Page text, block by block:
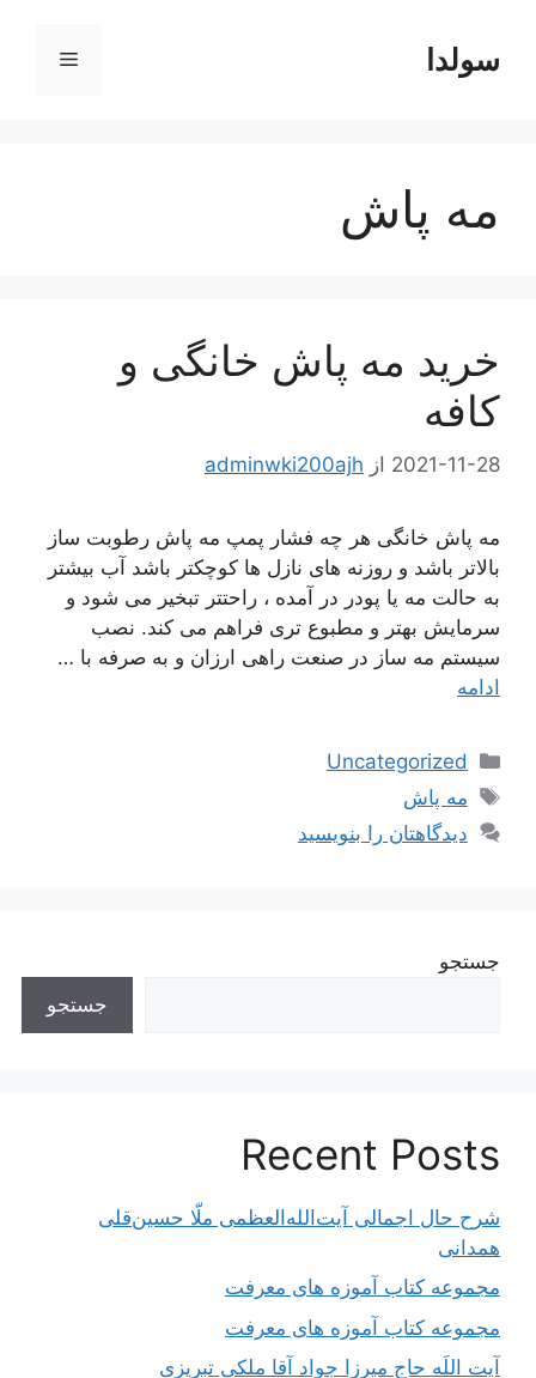
محتواسولدا فهرست
مه پاش
خرید مه پاش خانگی و
کافه
2021-11-28 از adminwki200ajh
مه پاش خانگی هر چه فشار پمپ مه پاش رطوبت ساز
بالاتر باشد و روزنه های نازل ها کوچکتر باشد آب بیشتر
به حالت مه یا پودر در آمده ، راحتتر تبخیر می شود و
سرمایش بهتر و مطبوع تری فراهم می کند. نصب
سیستم مه ساز در صنعت راهی ارزان و به صرفه با …
ادامه
دسته‌ها
Uncategorized
برچسب‌ها
مه پاش
دیدگاهتان را بنویسید
جستجو
جستجو
Recent Posts
شرح حال اجمالی آیت‌الله‌العظمی ملّا حسین‌قلی
همدانی
مجموعه کتاب آموزه های معرفت
مجموعه کتاب آموزه های معرفت
آیت اللَه حاج میرزا جواد آقا ملکی تبریزی